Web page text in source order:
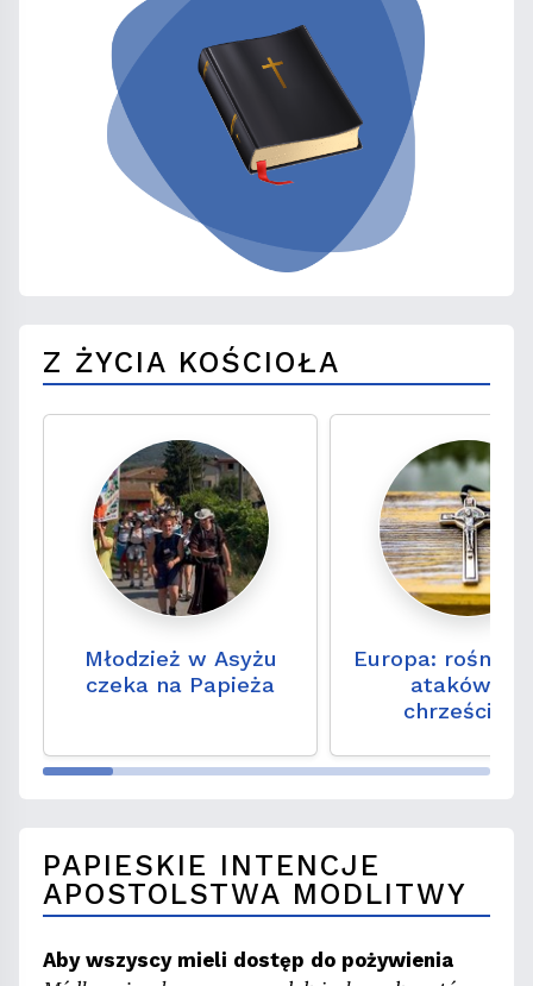
Z ŻYCIA KOŚCIOŁA
Młodzież w Asyżu
czeka na Papieża
Europa: rośnie
ataków na
chrześcijan.
był
PAPIESKIE INTENCJE
APOSTOLSTWA MODLITWY
Aby wszyscy mieli dostęp do pożywienia